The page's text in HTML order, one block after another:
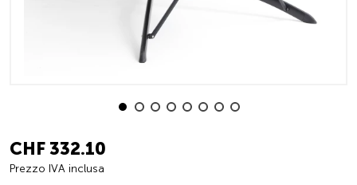
CHF 332.10
Prezzo IVA inclusa